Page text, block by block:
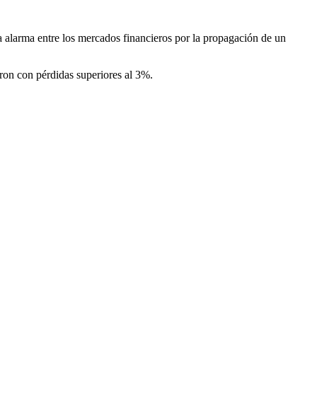
entre los mercados financieros por la propagación de un
con pérdidas superiores al 3%.